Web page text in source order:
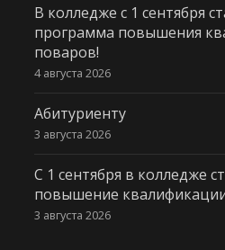
В колледже с 1 сентября
программа повышения
поваров!
4 августа 2026
Абитуриенту
3 августа 2026
С 1 сентября в колледже
повышение
3 августа 2026